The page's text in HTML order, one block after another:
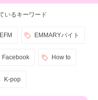
いるキーワード
EFM EMMARYバイト
Facebook How to
K-pop